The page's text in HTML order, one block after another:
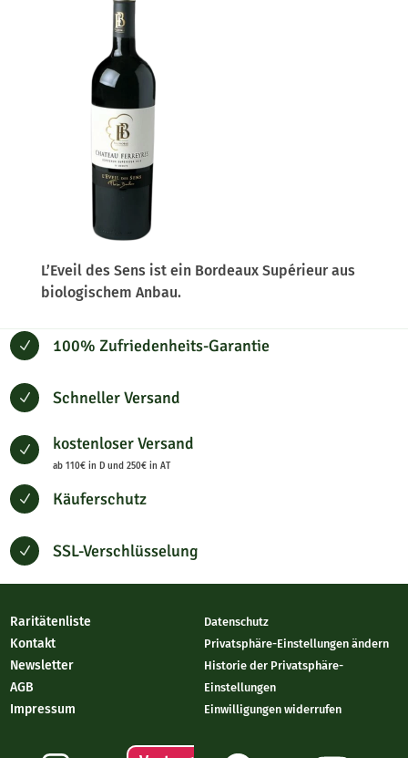
L’Eveil des Sens ist ein Bordeaux Supérieur aus
biologischem Anbau.
N 100% Zufriedenheits-Garantie
N Schneller Versand
N kostenloser Versand
ab 110€ in D und 250€ in AT
N Käuferschutz
N SSL-Verschlüsselung
Raritätenliste
Kontakt
Newsletter
AGB
Impressum
Datenschutz
Privatsphäre-Einstellungen ändern
Historie der Privatsphäre-
Einstellungen
Einwilligungen widerrufen